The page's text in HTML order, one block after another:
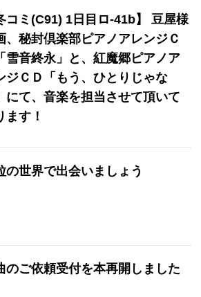
コミ(C91) 1日目ロ-41b】 豆屋様
、秘封倶楽部ピアノアレンジＣ
雪音終永」と、紅魔郷ピアノア
ジＣＤ「もう、ひとりじゃな
にて、音楽を担当させて頂いて
ます！
の世界で出会いましょう
のご依頼受付を本再開しました